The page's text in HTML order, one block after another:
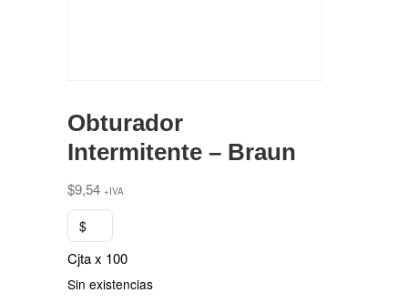
Obturador
Intermitente – Braun
$9,54 +IVA
$
Cjta x 100
Sin existencias